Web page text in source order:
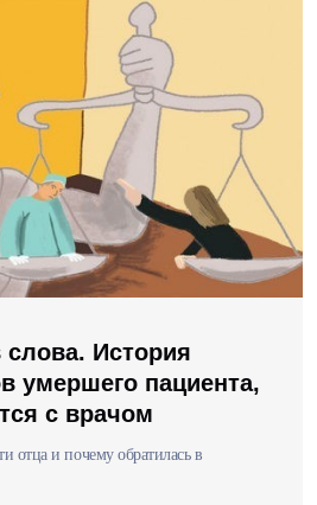
История
умершего пациента,
с врачом
отца и почему обратилась в